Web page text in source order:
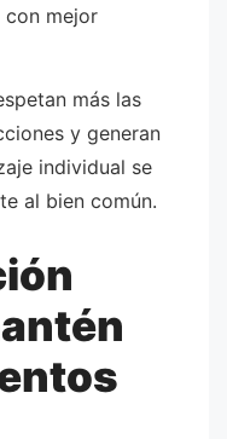
con mejor
más las
y generan
individual se
al bien común.